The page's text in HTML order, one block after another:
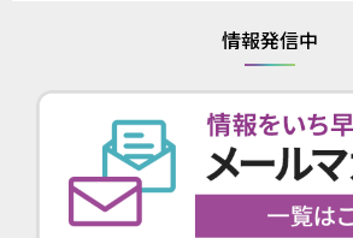
情報発信中